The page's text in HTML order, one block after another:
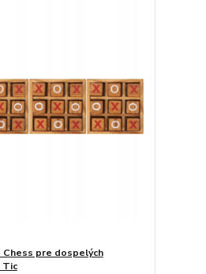
Chess pre dospelých
Tic